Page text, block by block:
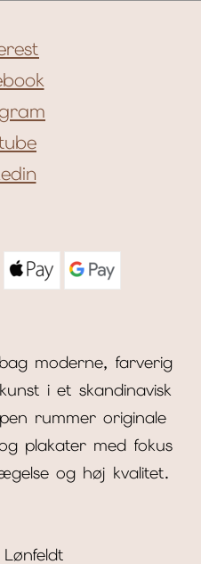
moderne, farverig
i et skandinavisk
rummer originale
plakater med fokus
og høj kvalitet.